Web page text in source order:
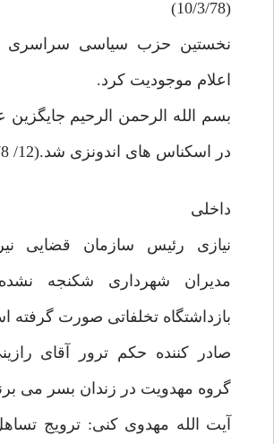
(10/3/78)
نخستين حزب سياسى سراسرى
اعلام موجوديت كرد.
بسم الله الرحمن الرحيم
در اسكناس هاى اندونزى شد.(12/ 3/78)
داخلى
نيازى رئيس سازمان قضايى
مديران شهردارى شكنجه
بازداشتگاه تخلفاتى صورت گرفته
گروه مهدويت در زندان بسر مى برند. (18/
آيت الله مهدوى كنى: ترويج